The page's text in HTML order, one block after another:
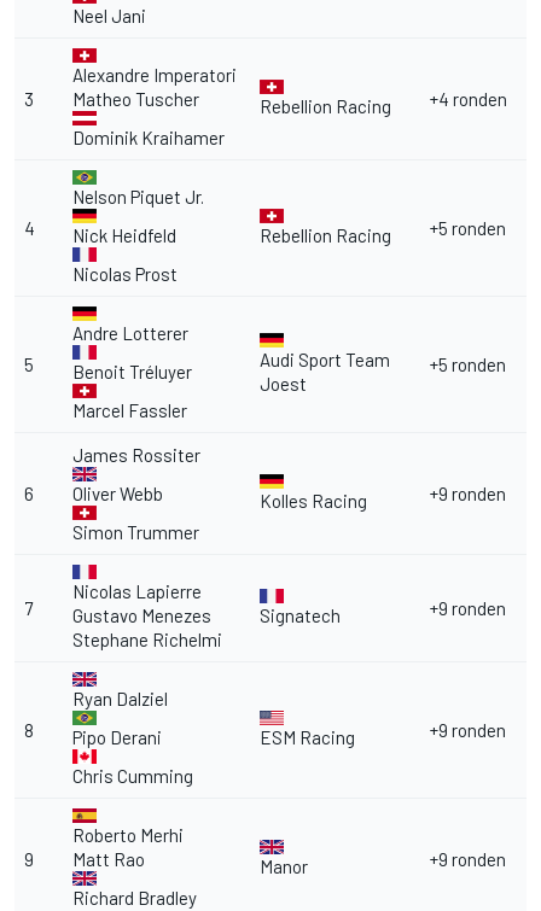
Neel Jani
3
Alexandre Imperatori
Matheo Tuscher
Dominik Kraihamer
Rebellion Racing +4 ronden
4
Nelson Piquet Jr.
Nick Heidfeld
Nicolas Prost
Rebellion Racing +5 ronden
5
Andre Lotterer
Benoit Tréluyer
Marcel Fassler
Audi Sport Team
Joest
+5 ronden
6
James Rossiter
Oliver Webb
Simon Trummer
Kolles Racing +9 ronden
7
Nicolas Lapierre
Gustavo Menezes
Stephane Richelmi
Signatech +9 ronden
8
Ryan Dalziel
Pipo Derani
Chris Cumming
ESM Racing +9 ronden
9
Roberto Merhi
Matt Rao
Richard Bradley
Manor +9 ronden